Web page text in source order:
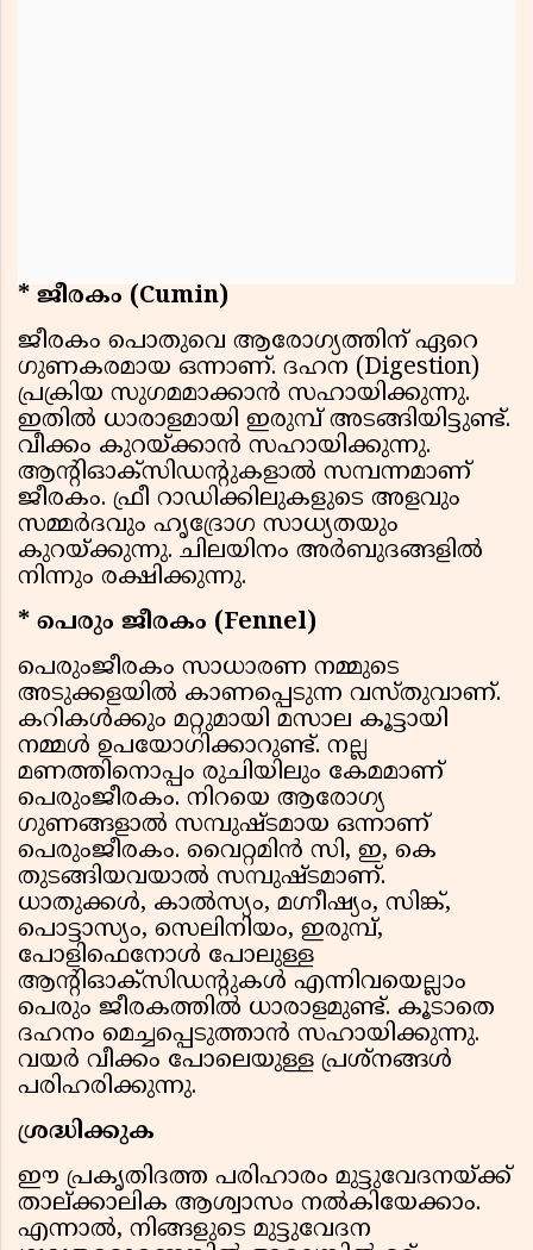
* ജീരകം (Cumin)
ജീരകം പൊതുവെ ആരോഗ്യത്തിന് ഏറെ
ഗുണകരമായ ഒന്നാണ്. ദഹന (Digestion)
പ്രക്രിയ സുഗമമാക്കാൻ സഹായിക്കുന്നു.
ഇതിൽ ധാരാളമായി ഇരുമ്പ് അടങ്ങിയിട്ടുണ്ട്.
വീക്കം കുറയ്ക്കാൻ സഹായിക്കുന്നു.
ആന്റിഓക്സിഡന്റുകളാൽ സമ്പന്നമാണ്
ജീരകം. ഫ്രീ റാഡിക്കിലുകളുടെ അളവും
സമ്മർദവും ഹൃദ്രോഗ സാധ്യതയും
കുറയ്ക്കുന്നു. ചിലയിനം അർബുദങ്ങളിൽ
നിന്നും രക്ഷിക്കുന്നു.
* പെരും ജീരകം (Fennel)
പെരുംജീരകം സാധാരണ നമ്മുടെ
അടുക്കളയിൽ കാണപ്പെടുന്ന വസ്തുവാണ്.
കറികൾക്കും മറ്റുമായി മസാല കൂട്ടായി
നമ്മള്‍ ഉപയോഗിക്കാറുണ്ട്. നല്ല
മണത്തിനൊപ്പം രുചിയിലും കേമമാണ്
പെരുംജീരകം. നിറയെ ആരോഗ്യ
ഗുണങ്ങളാൽ സമ്പുഷ്ടമായ ഒന്നാണ്
പെരുംജീരകം. വൈറ്റമിൻ സി, ഇ, കെ
തുടങ്ങിയവയാൽ സമ്പുഷ്ടമാണ്.
ധാതുക്കൾ, കാൽസ്യം, മഗ്നീഷ്യം, സിങ്ക്,
പൊട്ടാസ്യം, സെലിനിയം, ഇരുമ്പ്,
പോളിഫെനോൾ പോലുള്ള
ആൻ്റിഓക്‌സിഡൻ്റുകൾ എന്നിവയെല്ലാം
പെരും ജീരകത്തിൽ ധാരാളമുണ്ട്. കൂടാതെ
ദഹനം മെച്ചപ്പെടുത്താൻ സഹായിക്കുന്നു.
വയർ വീക്കം പോലെയുള്ള പ്രശ്നങ്ങള്‍
പരിഹരിക്കുന്നു.
ശ്രദ്ധിക്കുക
ഈ പ്രകൃതിദത്ത പരിഹാരം മുട്ടുവേദനയ്ക്ക്
താല്ക്കാലിക ആശ്വാസം നൽകിയേക്കാം.
എന്നാൽ, നിങ്ങളുടെ മുട്ടുവേദന